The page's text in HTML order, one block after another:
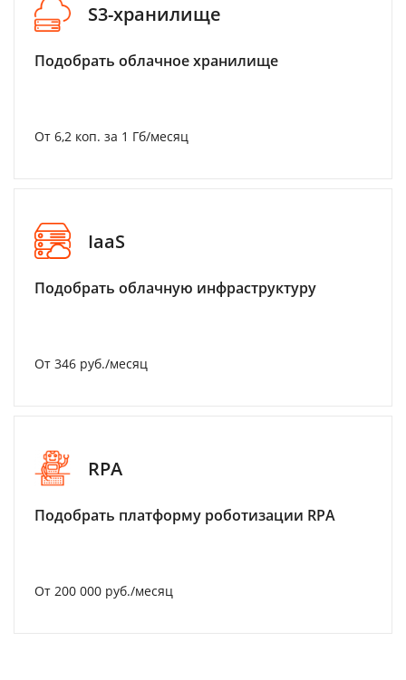
S3-хранилище
Подобрать облачное хранилище
От 6,2 коп. за 1 Гб/месяц
IaaS
Подобрать облачную инфраструктуру
От 346 руб./месяц
RPA
Подобрать платформу роботизации RPA
От 200 000 руб./месяц